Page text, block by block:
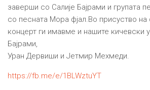
заверши со Салије Бајрами и групата
со песната Мора фјал.Во присуство на
концерт ги имавме и нашите кичевски
Бајрами,
Уран Дервиши и Јетмир Мехмеди.
https://fb.me/e/1BLWztuYT